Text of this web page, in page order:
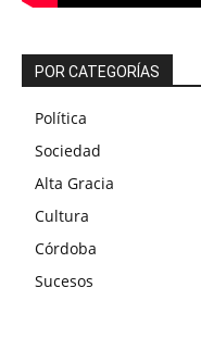
POR CATEGORÍAS
Política
Sociedad
Alta Gracia
Cultura
Córdoba
Sucesos